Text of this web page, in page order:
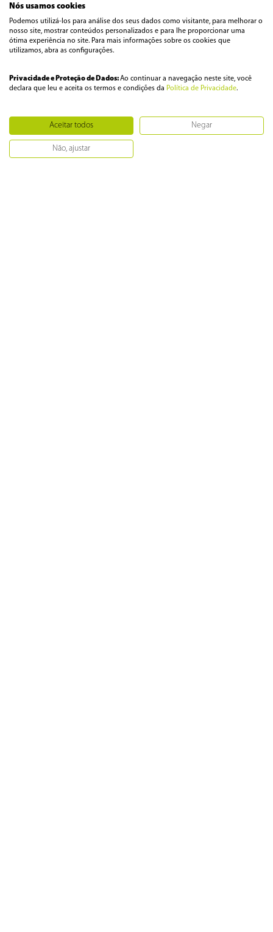
220V
Avaliações
Nós usamos cookies
Podemos utilizá-los para análise dos seus dados como visitante, para melhorar o
nosso site, mostrar conteúdos personalizados e para lhe proporcionar uma
ótima experiência no site. Para mais informações sobre os cookies que
utilizamos, abra as configurações.
Privacidade e Proteção de Dados:Ao continuar a navegação neste site, você
declara que leu e aceita os termos e condições da Política de Privacidade.
Aceitar todos Negar
Não, ajustar